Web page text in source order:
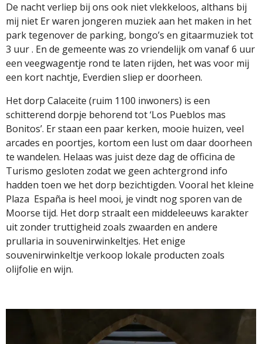
De nacht verliep bij ons ook niet vlekkeloos, althans bij
mij niet Er waren jongeren muziek aan het maken in het
park tegenover de parking, bongo’s en gitaarmuziek tot
3 uur . En de gemeente was zo vriendelijk om vanaf 6 uur
een veegwagentje rond te laten rijden, het was voor mij
een kort nachtje, Everdien sliep er doorheen.
Het dorp Calaceite (ruim 1100 inwoners) is een
schitterend dorpje behorend tot ‘Los Pueblos mas
Bonitos’. Er staan een paar kerken, mooie huizen, veel
arcades en poortjes, kortom een lust om daar doorheen
te wandelen. Helaas was juist deze dag de officina de
Turismo gesloten zodat we geen achtergrond info
hadden toen we het dorp bezichtigden. Vooral het kleine
Plaza España is heel mooi, je vindt nog sporen van de
Moorse tijd. Het dorp straalt een middeleeuws karakter
uit zonder truttigheid zoals zwaarden en andere
prullaria in souvenirwinkeltjes. Het enige
souvenirwinkeltje verkoop lokale producten zoals
olijfolie en wijn.